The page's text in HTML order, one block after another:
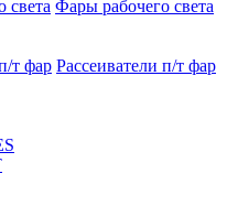
Фары рабочего света
Рассеиватели п/т фар